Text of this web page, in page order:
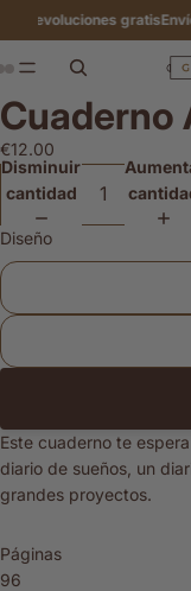
devoluciones gratisEnvíos
Abrir
imagen
a
pantalla
Abrir
imagen
a
pantalla
Abrir
imagen
a
pantalla
Cuaderno
€12.00
Disminuir
cantidad
Diseño
Este cuaderno te
diario de sueños, un
grandes proyectos.
Páginas
96